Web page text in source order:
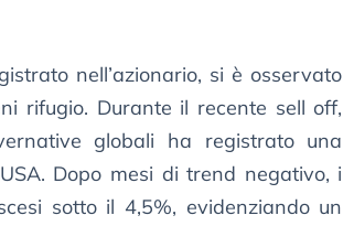
nell’azionario, si è osservato
rifugio. Durante il recente sell off,
globali ha registrato una
Dopo mesi di trend negativo, i
sotto il 4,5%, evidenziando un